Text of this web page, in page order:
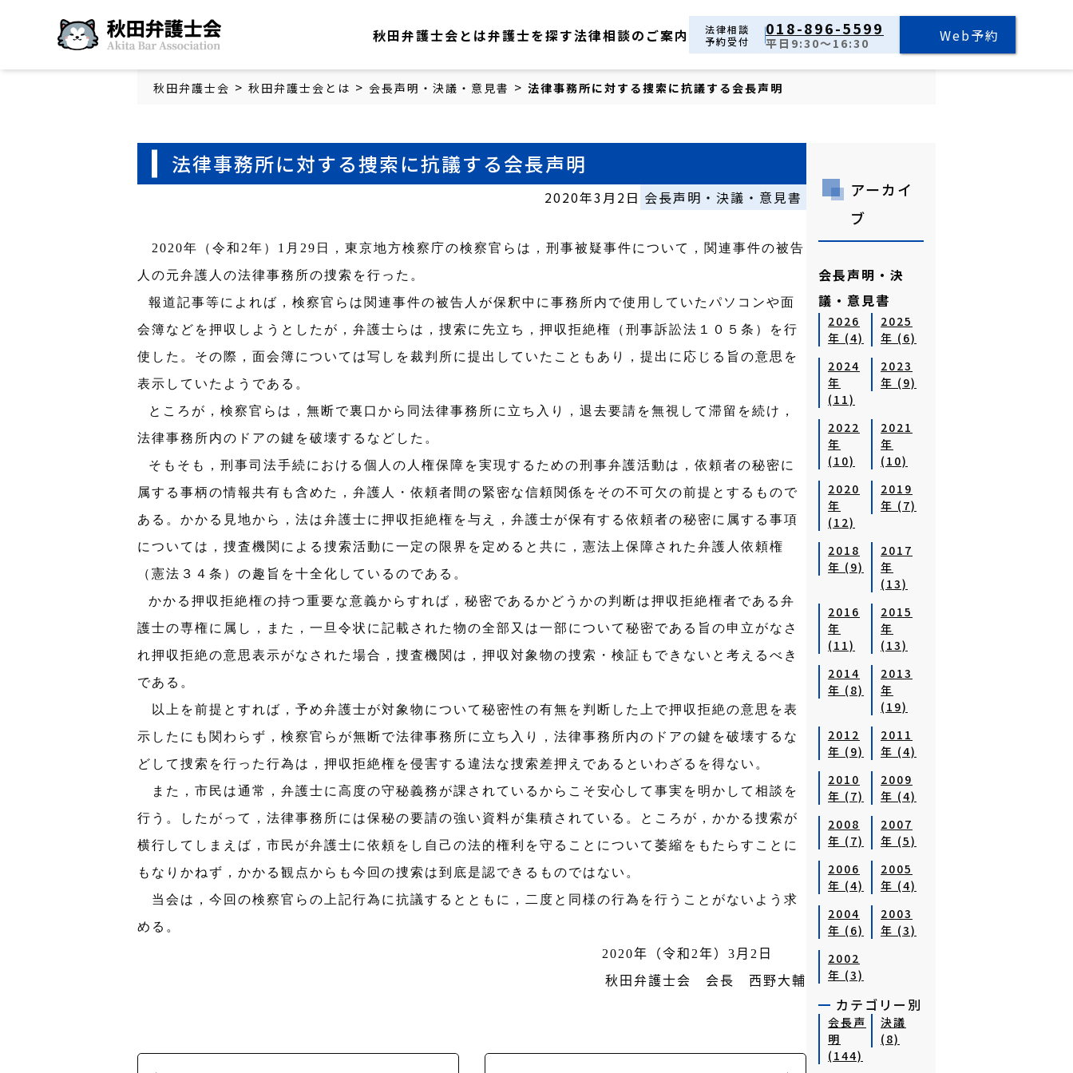
秋田弁護士会 秋田弁護士会とは弁護士を探す法律相談のご案内
法律相談
予約受付
018-896-5599
平日9:30～16:30 Web予約
秋田弁護士会 > 秋田弁護士会とは > 会長声明・決議・意見書 > 法律事務所に対する捜索に抗議する会長声明
法律事務所に対する捜索に抗議する会長声明
2020年3月2日 会長声明・決議・意見書
2020年（令和 2年） 1 月 29 日，東京地方検察庁の検察官らは，刑事被疑事件について，関連事件の被告
人の元弁護人の法律事務所の捜索を行った。
報道記事等によれば，検察官らは関連事件の被告人が保釈中に事務所内で使用していたパソコンや面
会簿などを押収しようとしたが，弁護士らは，捜索に先立ち，押収拒絶権（刑事訴訟法１０５条）を行
使した。その際，面会簿については写しを裁判所に提出していたこともあり，提出に応じる旨の意思を
表示していたようである。
ところが，検察官らは，無断で裏口から同法律事務所に立ち入り，退去要請を無視して滞留を続け，
法律事務所内のドアの鍵を破壊するなどした。
そもそも，刑事司法手続における個人の人権保障を実現するための刑事弁護活動は，依頼者の秘密に
属する事柄の情報共有も含めた，弁護人・依頼者間の緊密な信頼関係をその不可欠の前提とするもので
ある。かかる見地から，法は弁護士に押収拒絶権を与え，弁護士が保有する依頼者の秘密に属する事項
については，捜査機関による捜索活動に一定の限界を定めると共に，憲法上保障された弁護人依頼権
（憲法３４条）の趣旨を十全化しているのである。
かかる押収拒絶権の持つ重要な意義からすれば，秘密であるかどうかの判断は押収拒絶権者である弁
護士の専権に属し，また，一旦令状に記載された物の全部又は一部について秘密である旨の申立がなさ
れ押収拒絶の意思表示がなされた場合，捜査機関は，押収対象物の捜索・検証もできないと考えるべき
である。
以上を前提とすれば，予め弁護士が対象物について秘密性の有無を判断した上で押収拒絶の意思を表
示したにも関わらず，検察官らが無断で法律事務所に立ち入り，法律事務所内のドアの鍵を破壊するな
どして捜索を行った行為は，押収拒絶権を侵害する違法な捜索差押えであるといわざるを得ない。
また，市民は通常，弁護士に高度の守秘義務が課されているからこそ安心して事実を明かして相談を
行う。したがって，法律事務所には保秘の要請の強い資料が集積されている。ところが，かかる捜索が
横行してしまえば，市民が弁護士に依頼をし自己の法的権利を守ることについて萎縮をもたらすことに
もなりかねず，かかる観点からも今回の捜索は到底是認できるものではない。
当会は，今回の検察官らの上記行為に抗議するとともに，二度と同様の行為を行うことがないよう求
める。
2020年（令和 2年） 3 月 2 日
秋田弁護士会 会長 西野大輔
アーカイ
ブ
会長声明・決
議・意見書
2026
年 (4)
2025
年 (6)
2024
年
(11)
2023
年 (9)
2022
年
(10)
2021
年
(10)
2020
年
(12)
2019
年 (7)
2018
年 (9)
2017
年
(13)
2016
年
(11)
2015
年
(13)
2014
年 (8)
2013
年
(19)
2012
年 (9)
2011
年 (4)
2010
年 (7)
2009
年 (4)
2008
年 (7)
2007
年 (5)
2006
年 (4)
2005
年 (4)
2004
年 (6)
2003
年 (3)
2002
年 (3)
カテゴリー別
会長声
明
(144)
決議
(8)